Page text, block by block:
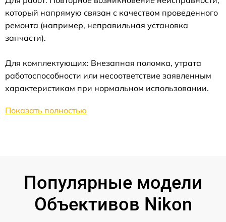
который напрямую связан с качеством проведенного
ремонта (например, неправильная установка
запчасти).
Для комплектующих: Внезапная поломка, утрата
работоспособности или несоответствие заявленным
характеристикам при нормальном использовании.
Показать полностью
Популярные модели
Объективов Nikon